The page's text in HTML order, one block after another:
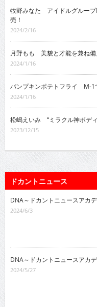
牧野みなた アイドルグルー
売！
2024/2/16
月野もも 美貌と才能を兼ね備
2024/1/16
パンプキンポテトフライ M-1
2024/1/16
松嶋えいみ “ミラクル神ボデ
2023/12/15
ドカントニュース
DNA～ドカントニュースアカ
2024/6/3
DNA～ドカントニュースアカ
2024/5/27